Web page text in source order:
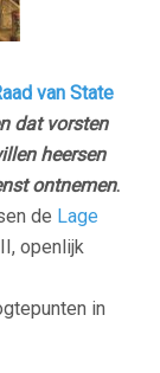
van State
dat vorsten
heersen
ontnemen.
de Lage
openlijk
in